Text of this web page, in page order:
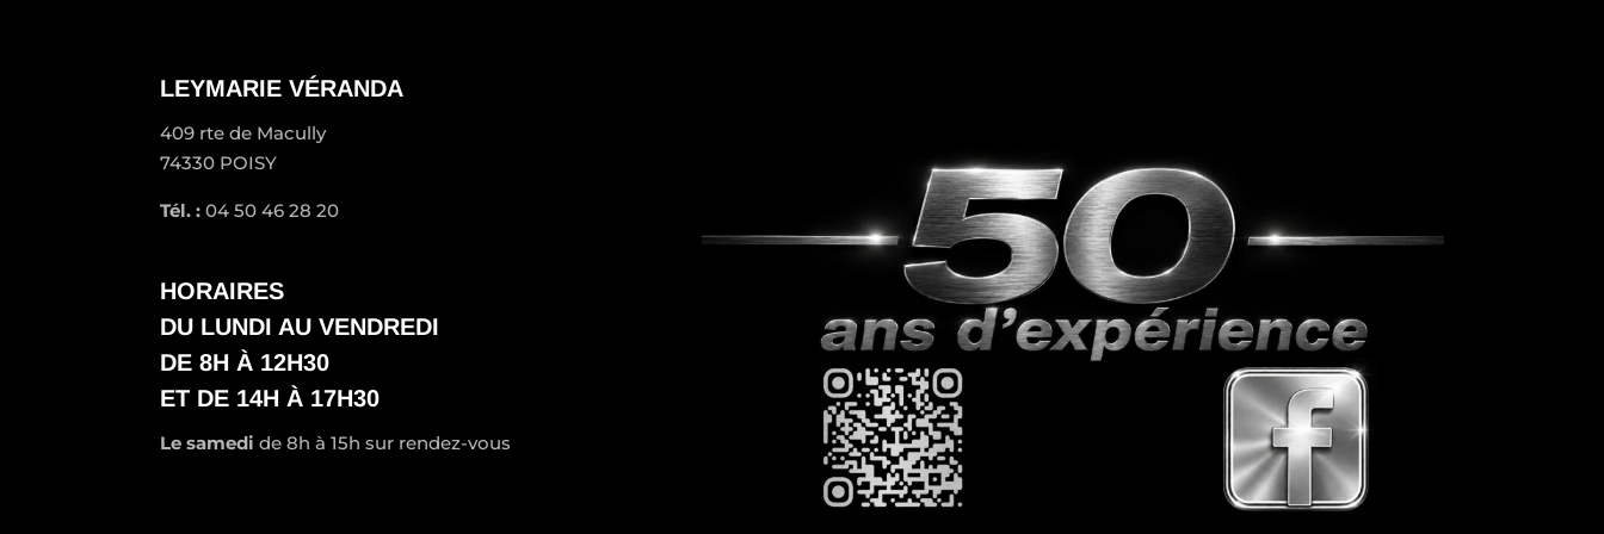
LEYMARIE VÉRANDA
409 rte de Macully
74330 POISY
Tél. : 04 50 46 28 20
HORAIRES
DU LUNDI AU VENDREDI
DE 8H À 12H30
ET DE 14H À 17H30
Le samedi de 8h à 15h sur rendez-vous